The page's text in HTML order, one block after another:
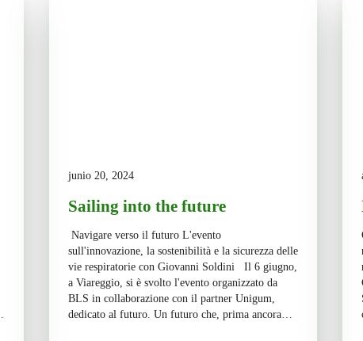
junio 20, 2024
Sailing into the future
Navigare verso il futuro L'evento
sull'innovazione, la sostenibilità e la sicurezza delle
vie respiratorie con Giovanni Soldini Il 6 giugno,
a Viareggio, si è svolto l'evento organizzato da
BLS in collaborazione con il partner Unigum,
dedicato al futuro. Un futuro che, prima ancora